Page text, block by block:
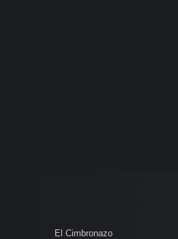
El Cimbronazo